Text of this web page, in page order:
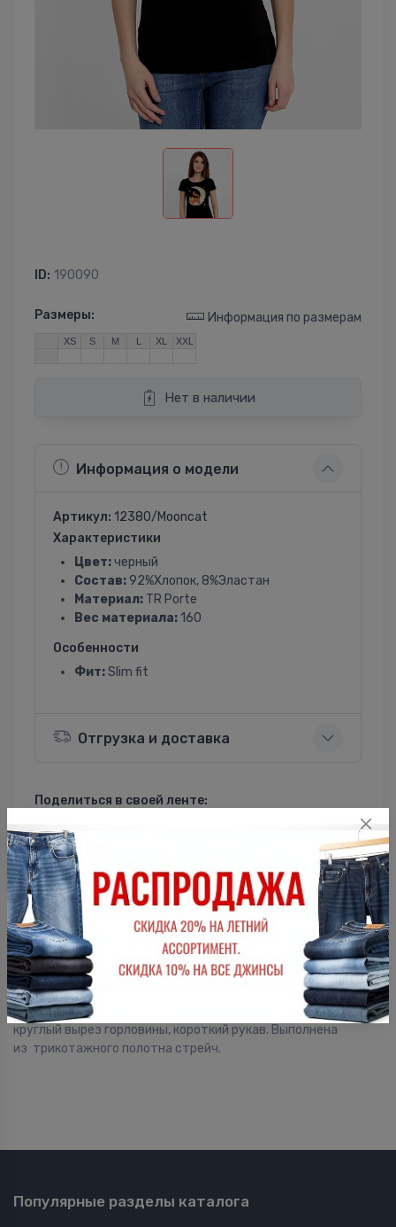
ID: 190090
Размеры: Информация по размерам
XS S M L XL XXL
Нет в наличии
Информация о модели
Артикул: 12380/Mooncat
Характеристики
Цвет: черный
Состав: 92%Хлопок, 8%Эластан
Материал: TR Porte
Вес материала: 160
Особенности
Фит:Slim fit
Отгрузка и доставка
Поделиться в своей ленте:
ВКонтакте
Описание
Женская футболка F5, Slim fit (прилегающий силуэт),
круглый вырез горловины, короткий рукав. Выполнена
из трикотажного полотна стрейч.
Популярные разделы каталога